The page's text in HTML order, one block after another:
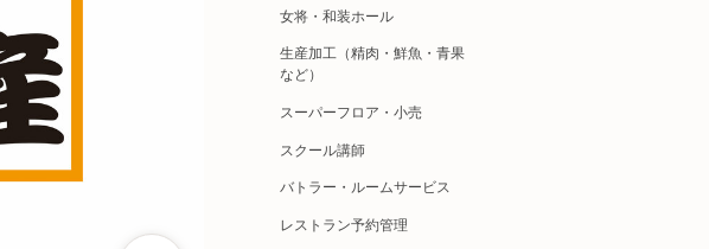
女将・和装ホール
生産加工（精肉・鮮魚・青果
など）
スーパーフロア・小売
スクール講師
バトラー・ルームサービス
レストラン予約管理